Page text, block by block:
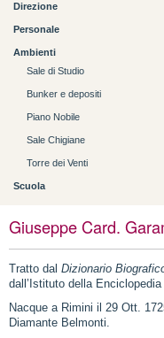
Direzione
Personale
Ambienti
Sale di Studio
Bunker e depositi
Piano Nobile
Sale Chigiane
Torre dei Venti
Scuola
Giuseppe Card.
Tratto dal Dizionario
dall’Istituto della
Nacque a Rimini il 29 Ott.
Diamante Belmonti.